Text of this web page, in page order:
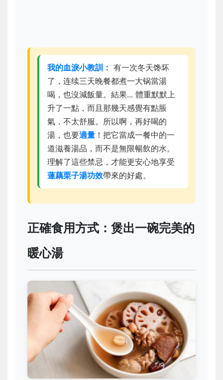
我的血淚小教訓： 有一次冬天馋坏
了，连续三天晚餐都煮一大锅當湯
喝，也沒減飯量。結果... 體重默默上
升了一點，而且那幾天感覺有點脹
氣，不太舒服。所以啊，再好喝的
湯，也要適量 ！把它當成一餐中的一
道滋養湯品，而不是無限暢飲的水。
理解了這些禁忌，才能更安心地享受
蓮藕栗子湯功效帶來的好處。
正確食用方式：煲出一碗完美的
暖心湯